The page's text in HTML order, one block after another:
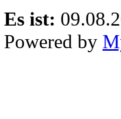
Es ist:
Powered by